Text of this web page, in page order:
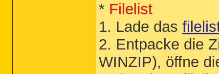
* Filelist
1. Lade das
2. Entpacke die
WINZIP), öffne